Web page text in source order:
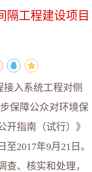
隔工程建设项目
入系统工程对侧
保障公众对环境保
指南（试行）》
2017年9月21日。
、核实和处理，